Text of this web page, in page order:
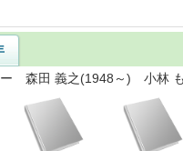
森田 義之(1948～) 小林